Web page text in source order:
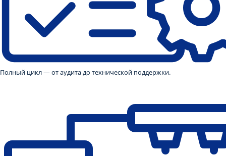
Полный цикл — от аудита до технической поддержки.